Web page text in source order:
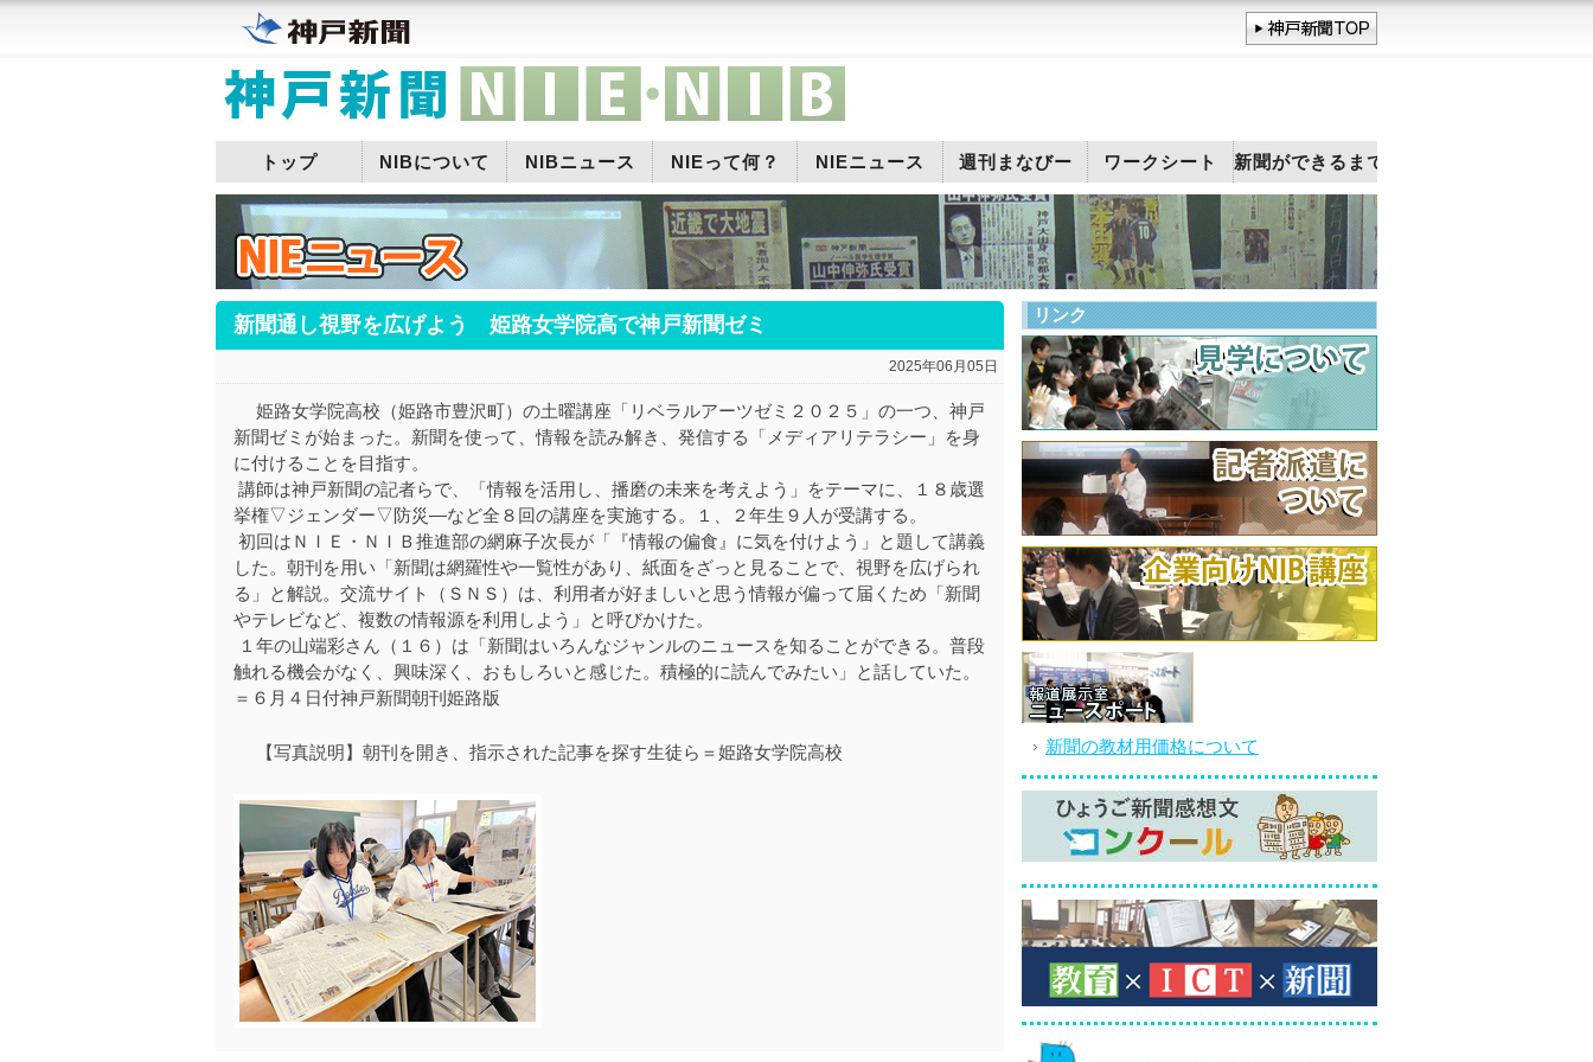
トップ NIBについて NIBニュース NIEって何？ NIEニュース 週刊まなびー ワークシート 新聞ができるまで
新聞通し視野を広げよう 姫路女学院高で神戸新聞ゼミ
2025年06月05日
姫路女学院高校（姫路市豊沢町）の土曜講座「リベラルアーツゼミ２０２５」の一つ、神戸
新聞ゼミが始まった。新聞を使って、情報を読み解き、発信する「メディアリテラシー」を身
に付けることを目指す。
講師は神戸新聞の記者らで、「情報を活用し、播磨の未来を考えよう」をテーマに、１８歳選
挙権▽ジェンダー▽防災―など全８回の講座を実施する。１、２年生９人が受講する。
初回はＮＩＥ・ＮＩＢ推進部の網麻子次長が「『情報の偏食』に気を付けよう」と題して講義
した。朝刊を用い「新聞は網羅性や一覧性があり、紙面をざっと見ることで、視野を広げられ
る」と解説。交流サイト（ＳＮＳ）は、利用者が好ましいと思う情報が偏って届くため「新聞
やテレビなど、複数の情報源を利用しよう」と呼びかけた。
１年の山端彩さん（１６）は「新聞はいろんなジャンルのニュースを知ることができる。普段
触れる機会がなく、興味深く、おもしろいと感じた。積極的に読んでみたい」と話していた。
＝６月４日付神戸新聞朝刊姫路版
【写真説明】朝刊を開き、指示された記事を探す生徒ら＝姫路女学院高校
リンク
新聞の教材用価格について